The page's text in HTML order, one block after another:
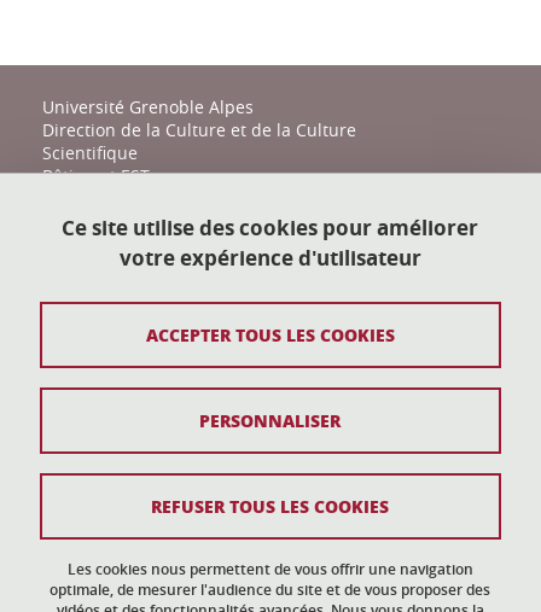
Université Grenoble Alpes
Direction de la Culture et de la Culture
Scientifique
Bâtiment EST
38400 Saint-Martin-d'Hères
action-culturelle@univ-grenoble-alpes.fr
Plan du site
Données personnelles
Gestion des cookies
Ce site utilise des cookies pour améliorer
votre expérience d'utilisateur
Les cookies nous permettent de vous offrir une navigation
optimale, de mesurer l'audience du site et de vous proposer des
ACCEPTER TOUS LES COOKIES
REFUSER TOUS LES COOKIES
PERSONNALISER